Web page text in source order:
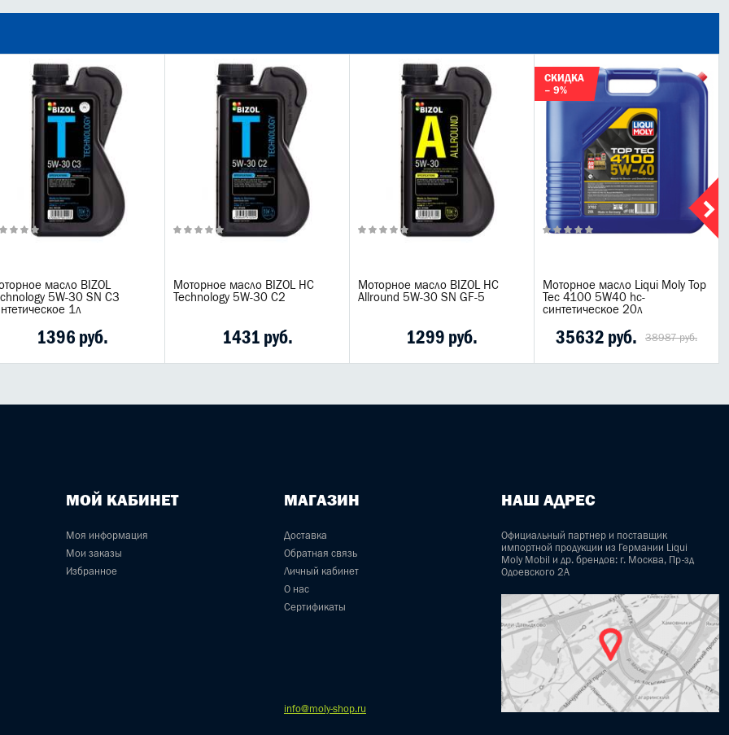
масло BIZOL
5W-30 SN C3
1л
1396 руб.
Моторное масло BIZOL НС
Technology 5W-30 C2
1431 руб.
Моторное масло BIZOL НС
Allround 5W-30 SN GF-5
1299 руб.
СКИДКА
– 9%
Моторное масло Liqui Moly Top
Tec 4100 5W40 hc-
синтетическое 20л
35632 руб. 38987 руб.
МОЙ КАБИНЕТ
Моя информация
Мои заказы
Избранное
МАГАЗИН
Доставка
Обратная связь
Личный кабинет
О нас
Сертификаты
НАШ АДРЕС
Официальный партнер и поставщик
импортной продукции из Германии Liqui
Moly Mobil и др. брендов: г. Москва, Пр-зд
Одоевского 2А
info@moly-shop.ru